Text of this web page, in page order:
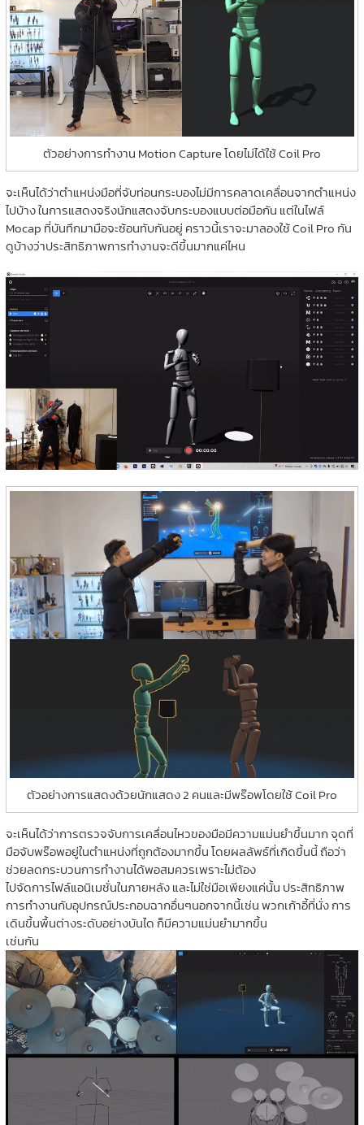
ตัวอย่างการทำงาน Motion Capture โดยไม่ได้ใช้ Coil Pro
จะเห็นได้ว่าตำแหน่งมือที่จับท่อนกระบองไม่มีการคลาดเคลื่อนจากตำแหน่ง
ไปบ้าง ในการแสดงจริงนักแสดงจับกระบองแบบต่อมือกัน แต่ในไฟล์
Mocap ที่บันทึกมามือจะซ้อนทับกันอยู่ คราวนี้เราจะมาลองใช้ Coil Pro กัน
ดูบ้างว่าประสิทธิภาพการทำงานจะดีขึ้นมากแค่ไหน
ตัวอย่างการแสดงด้วยนักแสดง 2 คนและมีพร๊อพโดยใช้ Coil Pro
จะเห็นได้ว่าการตรวจจับการเคลื่อนไหวของมือมีความแม่นยำขึ้นมาก จุดที่
มือจับพร๊อพอยู่ในตำแหน่งที่ถูกต้องมากขึ้น โดยผลลัพธ์ที่เกิดขึ้นนี้ ถือว่า
ช่วยลดกระบวนการทำงานได้พอสมควรเพราะไม่ต้อง
ไปจัดการไฟล์แอนิเมชั่นในภายหลัง และไม่ใช่มือเพียงแค่นั้น ประสิทธิภาพ
การทำงานกับอุปกรณ์ประกอบฉากอื่นๆนอกจากนี้เช่น พวกเก้าอี้ที่นั่ง การ
เดินขึ้นพื้นต่างระดับอย่างบันได ก็มีความแม่นยำมากขึ้น
เช่นกัน